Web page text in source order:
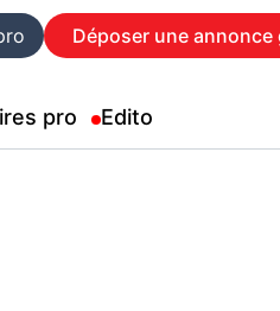
Déposer une annonce
pro Edito